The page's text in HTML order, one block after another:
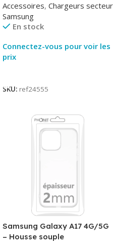
Packaging Original
Accessoires, Chargeurs secteur
Samsung
En stock
Connectez-vous pour voir les
prix
SKU: ref24555
Samsung Galaxy A17 4G/5G
– Housse souple